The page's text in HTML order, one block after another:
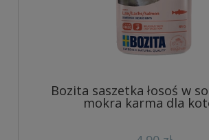
Bozita saszetka łosoś w
mokra karma dla